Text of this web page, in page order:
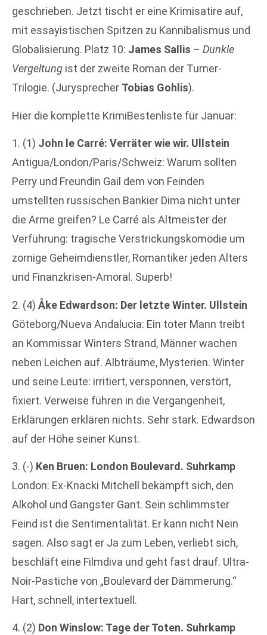
geschrieben. Jetzt tischt er eine Krimisatire auf,
mit essayistischen Spitzen zu Kannibalismus und
Globalisierung. Platz 10: James Sallis – Dunkle
Vergeltung ist der zweite Roman der Turner-
Trilogie. (Jurysprecher Tobias Gohlis).
Hier die komplette KrimiBestenliste für Januar:
1. (1) John le Carré: Verräter wie wir. Ullstein
Antigua/London/Paris/Schweiz: Warum sollten
Perry und Freundin Gail dem von Feinden
umstellten russischen Bankier Dima nicht unter
die Arme greifen? Le Carré als Altmeister der
Verführung: tragische Verstrickungskomödie um
zornige Geheimdienstler, Romantiker jeden Alters
und Finanzkrisen-Amoral. Superb!
2. (4) Åke Edwardson: Der letzte Winter. Ullstein
Göteborg/Nueva Andalucia: Ein toter Mann treibt
an Kommissar Winters Strand, Männer wachen
neben Leichen auf. Albträume, Mysterien. Winter
und seine Leute: irritiert, versponnen, verstört,
fixiert. Verweise führen in die Vergangenheit,
Erklärungen erklären nichts. Sehr stark. Edwardson
auf der Höhe seiner Kunst.
3. (-) Ken Bruen: London Boulevard. Suhrkamp
London: Ex-Knacki Mitchell bekämpft sich, den
Alkohol und Gangster Gant. Sein schlimmster
Feind ist die Sentimentalität. Er kann nicht Nein
sagen. Also sagt er Ja zum Leben, verliebt sich,
beschläft eine Filmdiva und geht fast drauf. Ultra-
Noir-Pastiche von „Boulevard der Dämmerung.“
Hart, schnell, intertextuell.
4. (2) Don Winslow: Tage der Toten. Suhrkamp